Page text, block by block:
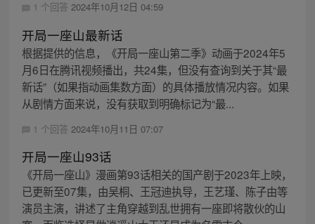
1 个回答 2024年10月12日 04:59
开局一座山最新话
根据提供的信息，《开局一座山第二季》动画于2024年5
月6日在腾讯视频播出，共24集，但没有查询到关于其“最
新话”（如果指动画集数方面）的具体播放情况内容。如果
从剧情方面来说，没有获取到明确标记为“最...
1 个回答 2024年10月11日 07:07
开局一座山93话
《开局一座山》漫画第93话相关的国产剧于2023年上映，
已更新至07集，由吴桐、王冠迪执导，王艺瑾、陈子由等
演员主演，讲述了主角穿越到乱世拥有一座即将散伙的山